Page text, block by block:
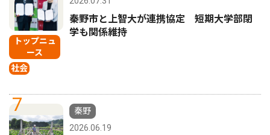
トップニュ
ース
社会
秦野市と上智大が連携協定 短期大学部閉
学も関係維持
7
秦野
2026.06.19